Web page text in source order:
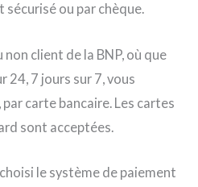
ou par chèque.
client de la BNP, où que
24, 7 jours sur 7, vous
carte bancaire. Les cartes
sont acceptées.
le système de paiement